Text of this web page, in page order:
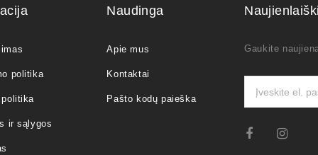
politika
ir sąlygos
Naudinga
Apie mus
Kontaktai
Pašto kodų paieška
Gaukite